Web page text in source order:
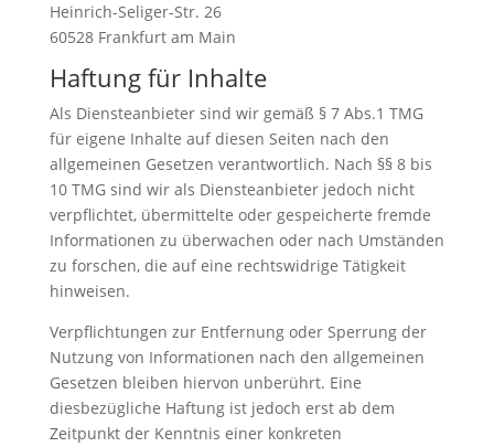
Heinrich-Seliger-Str. 26
60528 Frankfurt am Main
Haftung für Inhalte
Als Diensteanbieter sind wir gemäß § 7 Abs.1 TMG
für eigene Inhalte auf diesen Seiten nach den
allgemeinen Gesetzen verantwortlich. Nach §§ 8 bis
10 TMG sind wir als Diensteanbieter jedoch nicht
verpflichtet, übermittelte oder gespeicherte fremde
Informationen zu überwachen oder nach Umständen
zu forschen, die auf eine rechtswidrige Tätigkeit
hinweisen.
Verpflichtungen zur Entfernung oder Sperrung der
Nutzung von Informationen nach den allgemeinen
Gesetzen bleiben hiervon unberührt. Eine
diesbezügliche Haftung ist jedoch erst ab dem
Zeitpunkt der Kenntnis einer konkreten